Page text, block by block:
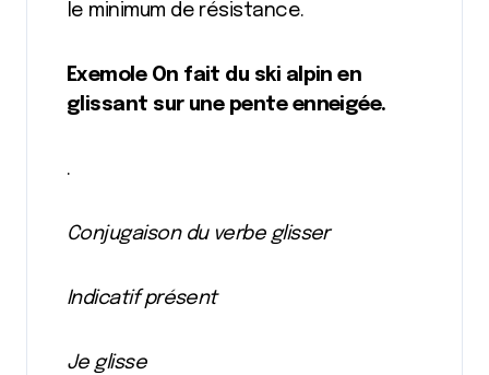
le minimum de résistance.
Exemole On fait du ski alpin en
glissant sur une pente enneigée.
.
Conjugaison du verbe glisser
Indicatif présent
Je glisse